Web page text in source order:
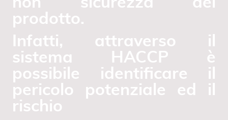
prodotto.
Infatti, attraverso il
sistema HACCP è
possibile identificare il
pericolo potenziale ed il
rischio